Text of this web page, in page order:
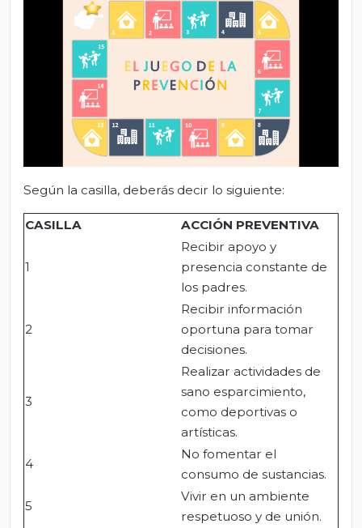
Según la casilla, deberás decir lo siguiente:
CASILLA ACCIÓN PREVENTIVA
1
Recibir apoyo y
presencia constante de
los padres.
2
Recibir información
oportuna para tomar
decisiones.
3
Realizar actividades de
sano esparcimiento,
como deportivas o
artísticas.
4
No fomentar el
consumo de sustancias.
5
Vivir en un ambiente
respetuoso y de unión.